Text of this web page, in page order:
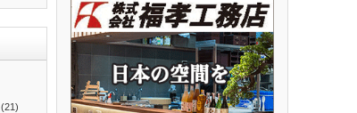
(21)